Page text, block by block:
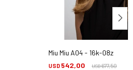
Miu Miu A04 - 16k-08z
USD 542,00 USD677,50